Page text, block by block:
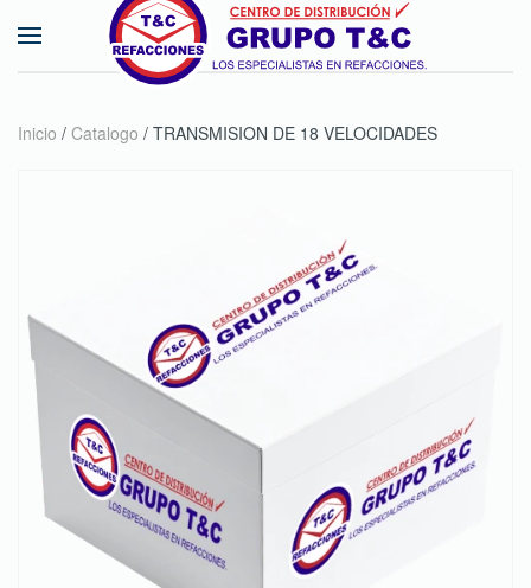
Skip to main content
Inicio / Catalogo / TRANSMISION DE 18 VELOCIDADES